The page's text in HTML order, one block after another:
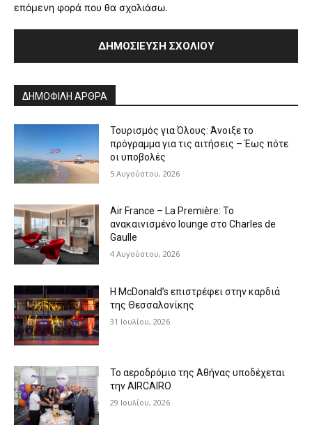
επόμενη φορά που θα σχολιάσω.
ΔΗΜΟΦΙΛΗ ΑΡΘΡΑ
Τουρισμός για Όλους: Άνοιξε το
πρόγραμμα για τις αιτήσεις – Έως πότε
οι υποβολές
5 Αυγούστου, 2026
Air France – La Première: Το
ανακαινισμένο lounge στο Charles de
Gaulle
4 Αυγούστου, 2026
Η McDonald’s επιστρέφει στην καρδιά
της Θεσσαλονίκης
31 Ιουλίου, 2026
Το αεροδρόμιο της Αθήνας υποδέχεται
την AIRCAIRO
29 Ιουλίου, 2026